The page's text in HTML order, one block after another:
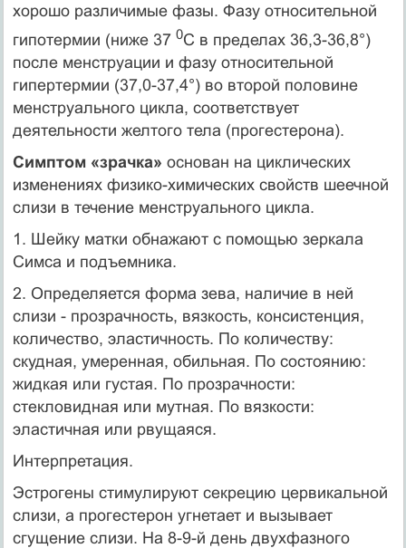
хорошо разли­чимые фазы. Фазу относительной
гипотермии (ниже 37 0С в пре­делах 36,3-36,8°)
после менструации и фазу относительной
гипертермии (37,0-37,4°) во второй половине
менструального цик­ла, соответствует
деятельности желтого тела (прогестерона).
Симптом «зрачка» основан на циклических
изменениях физико-химических свойств шеечной
слизи в течение менструального цикла.
1. Шейку матки обнажают с помощью зеркала
Симса и подъ­емника.
2. Определяется форма зева, наличие в ней
слизи - прозрач­ность, вязкость, консистенция,
количество, эластичность. По коли­честву:
скудная, умеренная, обильная. По состоянию:
жидкая или густая. По прозрачности:
стекловидная или мутная. По вязкости:
эластичная или рвущаяся.
Интерпретация.
Эстрогены стимулируют секрецию цервикальной
слизи, а про­гестерон угнетает и вызывает
сгущение слизи. На 8-9-й день двухфазного